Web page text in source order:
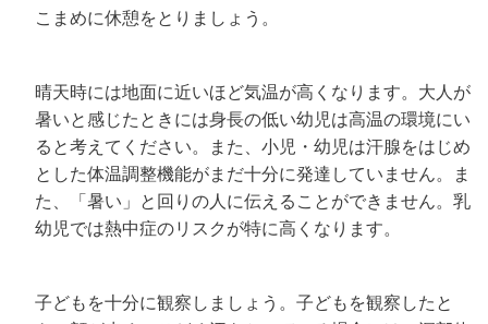
こまめに休憩をとりましょう。
晴天時には地面に近いほど気温が高くなります。大人が
暑いと感じたときには身長の低い幼児は高温の環境にい
ると考えてください。また、小児・幼児は汗腺をはじめ
とした体温調整機能がまだ十分に発達していません。ま
た、「暑い」と回りの人に伝えることができません。乳
幼児では熱中症のリスクが特に高くなります。
子どもを十分に観察しましょう。子どもを観察したと